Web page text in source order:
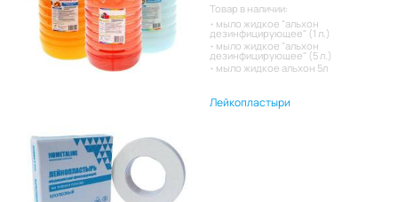
Товар в наличии:
мыло жидкое "альхон
дезинфицирующее" (1 л.)
мыло жидкое "альхон
дезинфицирующее" (5 л.)
мыло жидкое альхон 5л
Лейкопластыри